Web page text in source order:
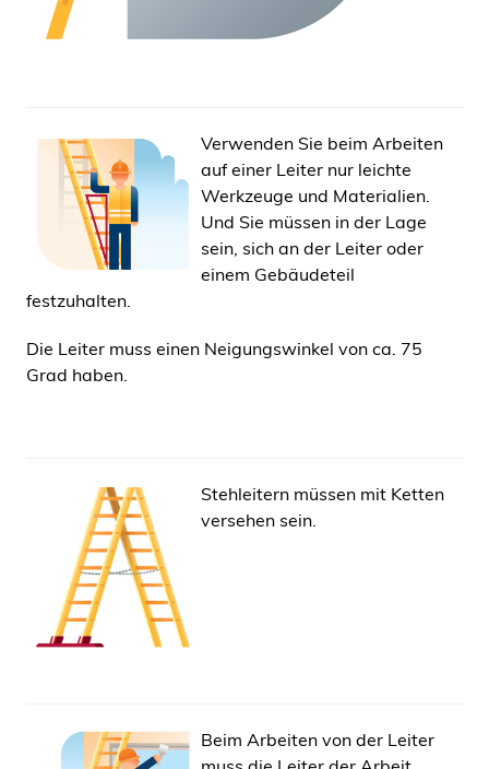
Verwenden Sie beim Arbeiten
auf einer Leiter nur leichte
Werkzeuge und Materialien.
Und Sie müssen in der Lage
sein, sich an der Leiter oder
einem Gebäudeteil
festzuhalten.
Die Leiter muss einen Neigungswinkel von ca. 75
Grad haben.
Stehleitern müssen mit Ketten
versehen sein.
Beim Arbeiten von der Leiter